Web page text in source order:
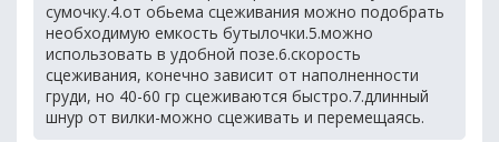
сумочку.4.от обьема сцеживания можно подобрать
необходимую емкость бутылочки.5.можно
использовать в удобной позе.6.скорость
сцеживания, конечно зависит от наполненности
груди, но 40-60 гр сцеживаются быстро.7.длинный
шнур от вилки-можно сцеживать и перемещаясь.